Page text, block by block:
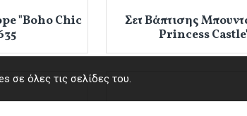
"Boho Chic
Σετ Βάπτισης
Princess
σε όλες τις σελίδες του.